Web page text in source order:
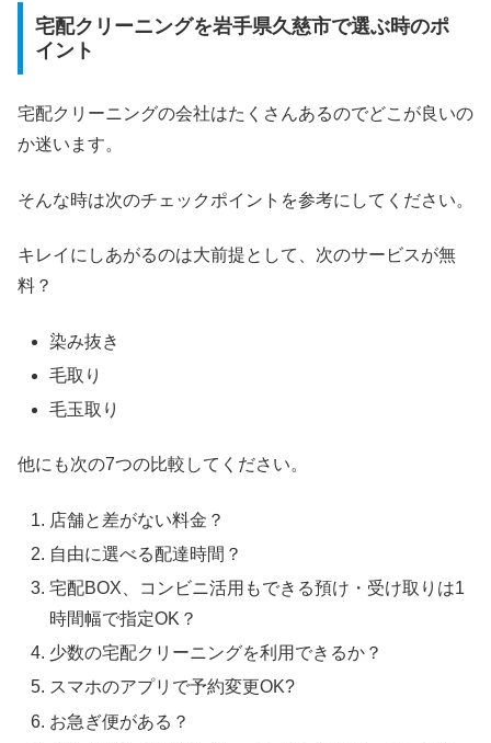
宅配クリーニングを岩手県久慈市で選ぶ時のポ
イント
宅配クリーニングの会社はたくさんあるのでどこが良いの
か迷います。
そんな時は次のチェックポイントを参考にしてください。
キレイにしあがるのは大前提として、次のサービスが無
料？
染み抜き
毛取り
毛玉取り
他にも次の7つの比較してください。
店舗と差がない料金？
自由に選べる配達時間？
宅配BOX、コンビニ活用もできる預け・受け取りは1
時間幅で指定OK？
少数の宅配クリーニングを利用できるか？
スマホのアプリで予約変更OK?
お急ぎ便がある？